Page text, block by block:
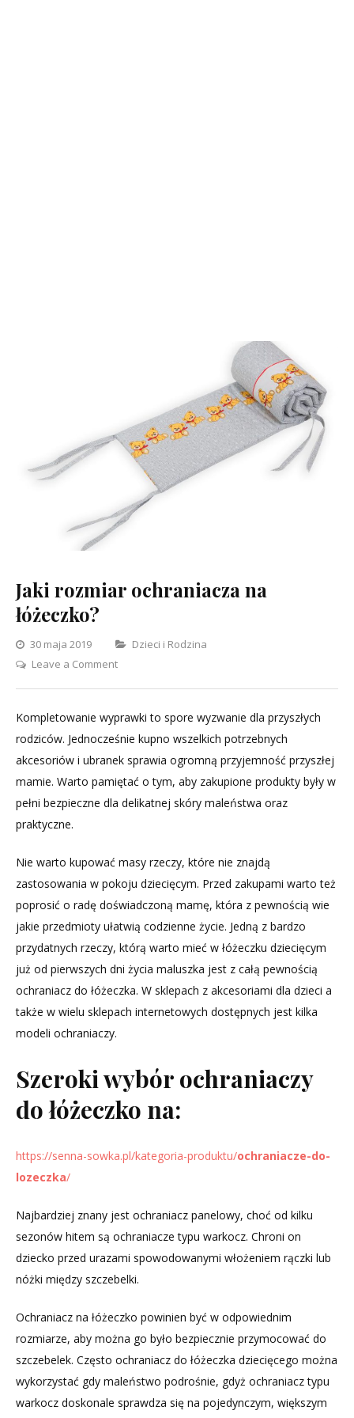
Jaki rozmiar ochraniacza na
łóżeczko?
30 maja 2019 Categories
Dzieci i Rodzina
Leave a Commenton
ochraniacza
na
łóżeczko?
Kompletowanie wyprawki to spore wyzwanie dla przyszłych
rodziców. Jednocześnie kupno wszelkich potrzebnych
akcesoriów i ubranek sprawia ogromną przyjemność przyszłej
mamie. Warto pamiętać o tym, aby zakupione produkty były w
pełni bezpieczne dla delikatnej skóry maleństwa oraz
praktyczne.
Nie warto kupować masy rzeczy, które nie znajdą
zastosowania w pokoju dziecięcym. Przed zakupami warto też
poprosić o radę doświadczoną mamę, która z pewnością wie
jakie przedmioty ułatwią codzienne życie. Jedną z bardzo
przydatnych rzeczy, którą warto mieć w łóżeczku dziecięcym
już od pierwszych dni życia maluszka jest z całą pewnością
ochraniacz do łóżeczka. W sklepach z akcesoriami dla dzieci a
także w wielu sklepach internetowych dostępnych jest kilka
modeli ochraniaczy.
Szeroki wybór ochraniaczy
do łóżeczko na:
https://senna-sowka.pl/kategoria-produktu/ochraniacze-do-
lozeczka/
Najbardziej znany jest ochraniacz panelowy, choć od kilku
sezonów hitem są ochraniacze typu warkocz. Chroni on
dziecko przed urazami spowodowanymi włożeniem rączki lub
nóżki między szczebelki.
Ochraniacz na łóżeczko powinien być w odpowiednim
rozmiarze, aby można go było bezpiecznie przymocować do
szczebelek. Często ochraniacz do łóżeczka dziecięcego można
wykorzystać gdy maleństwo podrośnie, gdyż ochraniacz typu
warkocz doskonale sprawdza się na pojedynczym, większym